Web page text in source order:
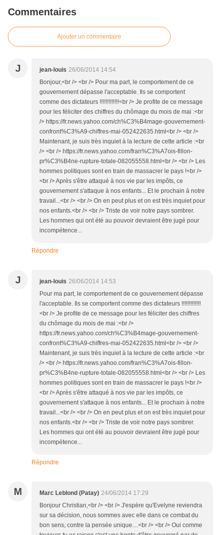
Commentaires
Ajouter un commentaire
J jean-louis 26/06/2014 14:54
Bonjour,<br /> <br /> Pour ma part, le comportement de ce
gouvernement dépasse l'acceptable. Ils se comportent
comme des dictateurs !!!!!!!!!!!!!<br /> Je profite de ce message
pour les féliciter des chiffres du chômage du mois de mai :<br
/> https://fr.news.yahoo.com/ch%C3%B4mage-gouvernement-
confront%C3%A9-chiffres-mai-052422635.html<br /> <br />
Maintenant, je suis très inquiet à la lecture de cette article :<br
/> <br /> https://fr.news.yahoo.com/fran%C3%A7ois-fillon-
pr%C3%B4ne-rupture-totale-082055558.html<br /> <br /> Les
hommes politiques sont en train de massacrer le pays !<br />
<br /> Après s'être attaqué à nos vie par les impôts, ce
gouvernement s'attaque à nos enfants... Et le prochain à notre
travail...<br /> <br /> On en peut plus et on est très inquiet pour
nos enfants.<br /> <br /> Triste de voir notre pays sombrer.
Les hommes qui ont été au pouvoir devraient être jugé pour
incompétence...
Répondre
J jean-louis 26/06/2014 14:53
Pour ma part, le comportement de ce gouvernement dépasse
l'acceptable. Ils se comportent comme des dictateurs !!!!!!!!!!!!!
<br /> Je profite de ce message pour les féliciter des chiffres
du chômage du mois de mai :<br />
https://fr.news.yahoo.com/ch%C3%B4mage-gouvernement-
confront%C3%A9-chiffres-mai-052422635.html<br /> <br />
Maintenant, je suis très inquiet à la lecture de cette article :<br
/> <br /> https://fr.news.yahoo.com/fran%C3%A7ois-fillon-
pr%C3%B4ne-rupture-totale-082055558.html<br /> <br /> Les
hommes politiques sont en train de massacrer le pays !<br />
<br /> Après s'être attaqué à nos vie par les impôts, ce
gouvernement s'attaque à nos enfants... Et le prochain à notre
travail...<br /> <br /> On en peut plus et on est très inquiet pour
nos enfants.<br /> <br /> Triste de voir notre pays sombrer.
Les hommes qui ont été au pouvoir devraient être jugé pour
incompétence...
Répondre
M Marc Leblond (Patay) 24/06/2014 17:29
Bonjour Christian,<br /> <br /> J'espère qu'Evelyne reviendra
sur sa décision, nous sommes avec elle dans ce combat du
bon sens, contre la pensée unique....<br /> <br /> Oui comme